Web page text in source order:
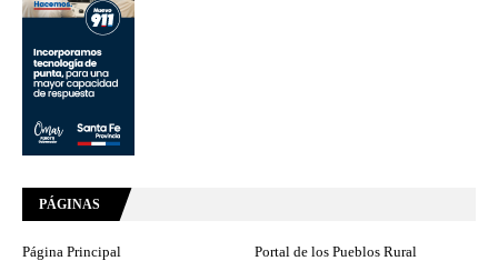
PÁGINAS
Página Principal Portal de los Pueblos Rural